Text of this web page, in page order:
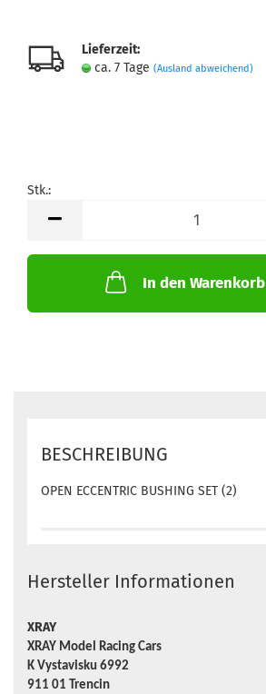
Lieferzeit:
ca. 7 Tage (Ausland abweichend)
Stk.:
In den Warenkorb
BESCHREIBUNG
OPEN ECCENTRIC BUSHING SET (2)
Hersteller Informationen
XRAY
XRAY Model Racing Cars
K Vystavisku 6992
911 01 Trencin